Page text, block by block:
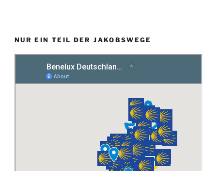
NUR EIN TEIL DER JAKOBSWEGE